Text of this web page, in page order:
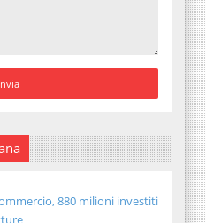
880 milioni investiti